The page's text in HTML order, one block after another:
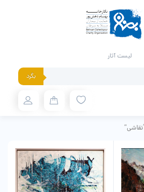
لیست آثار
بگرد